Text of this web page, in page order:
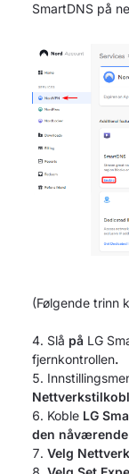
SmartDNS på
(Følgende trinn
Slå på LG
fjernkontrollen.
Koble LG
den
Velg Nettverk